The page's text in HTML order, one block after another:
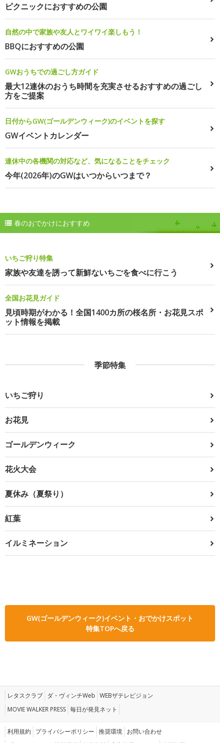
ピクニックにおすすめの公園
自然の中で家族や友人とワイワイ楽しもう！
BBQにおすすめの公園
GWおうちでの過ごし方ガイド
最大12連休のおうち時間を充実させるおすすめの過ごし
方をご提案
日付からGW(ゴールデンウィーク)のイベントを探す
GWイベントカレンダー
連休中の各機関の対応など、気になることをチェック
今年(2026年)のGWはいつからいつまで？
春のおでかけにおすすめ
いちご狩り特集
家族や友達を誘って新鮮ないちごを食べに行こう
全国お花見ガイド
見頃時期がわかる！全国1400カ所の桜名所・お花見スポ
ット情報を掲載
季節特集
いちご狩り
お花見
ゴールデンウィーク
花火大会
夏休み（夏祭り）
紅葉
イルミネーション
GW(ゴールデンウィーク)イベント・おでかけスポット
特集TOPへ戻る
レタスクラブ ダ・ヴィンチWeb WEBザテレビジョン
MOVIE WALKER PRESS 毎日が発見ネット
利用規約 プライバシーポリシー 推奨環境 お問い合わせ